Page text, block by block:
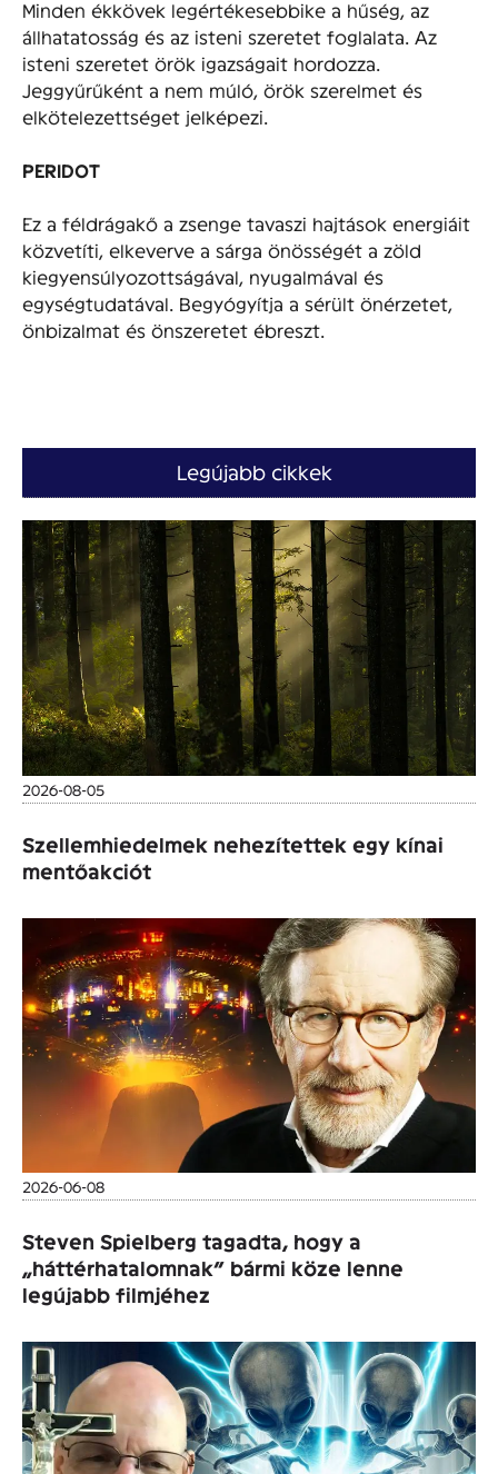
Minden ékkövek legértékesebbike a hűség, az
állhatatosság és az isteni szeretet foglalata. Az
isteni szeretet örök igazságait hordozza.
Jeggyűrűként a nem múló, örök szerelmet és
elkötelezettséget jelképezi.
PERIDOT
Ez a féldrágakő a zsenge tavaszi hajtások energiáit
közvetíti, elkeverve a sárga önösségét a zöld
kiegyensúlyozottságával, nyugalmával és
egységtudatával. Begyógyítja a sérült önérzetet,
önbizalmat és önszeretet ébreszt.
Legújabb cikkek
2026-08-05
Szellemhiedelmek nehezítettek egy kínai
mentőakciót
2026-06-08
Steven Spielberg tagadta, hogy a
„háttérhatalomnak” bármi köze lenne
legújabb filmjéhez